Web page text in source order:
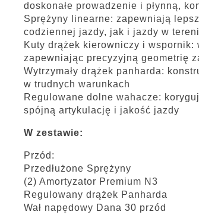
doskonałe prowadzenie i płynną,
Sprężyny linearne: zapewniają
codziennej jazdy, jak i jazdy w
Kuty drążek kierowniczy i wspornik:
zapewniając precyzyjną geometrię
Wytrzymały drążek panharda:
w trudnych warunkach
Regulowane dolne wahacze:
spójną artykulację i jakość jazdy
W zestawie:
Przód:
Przedłużone Sprężyny
(2) Amortyzator Premium N3
Regulowany drążek Panharda
Wał napędowy Dana 30 przód